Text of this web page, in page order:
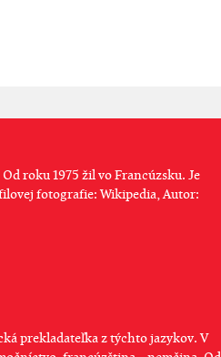
roku 1975 žil vo Francúzsku. Je
fotografie: Wikipedia, Autor:
prekladateľka z týchto jazykov. V